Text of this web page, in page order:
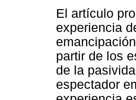
El artículo
experiencia
partir de los
de la
espectador